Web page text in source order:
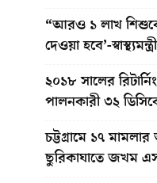
“আরও ১ লাখ
দেওয়া হবে’-স্বাস্থ্যমন্ত্রী
২০১৮ সালের
পালনকারী ৩২
চট্টগ্রামে ১৭
ছুরিকাঘাতে জখম